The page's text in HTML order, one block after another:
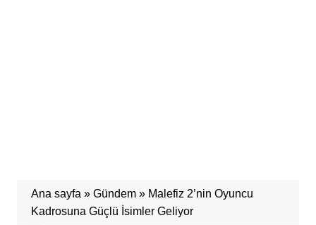
Ana sayfa » Gündem» Malefiz 2’nin Oyuncu
Kadrosuna Güçlü İsimler Geliyor